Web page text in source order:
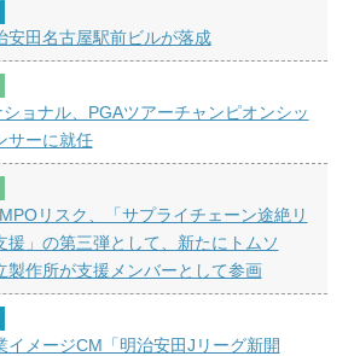
安田名古屋駅前ビルが落成
ョナル、PGAツアーチャンピオンシッ
サーに就任
リスク、「サプライチェーン途絶リ
援」の第三弾として、新たにトムソ
製作所が支援メンバーとして参画
イメージCM「明治安田Jリーグ新開